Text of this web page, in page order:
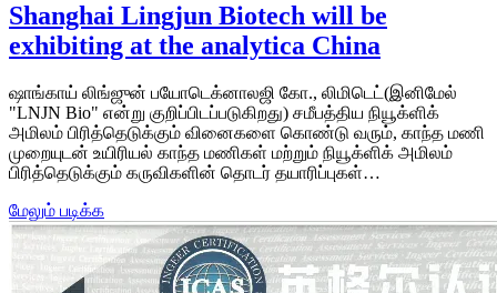
Shanghai Lingjun Biotech will be
exhibiting at the analytica China
ஷாங்காய் லிங்ஜுன் பயோடெக்னாலஜி கோ., லிமிடெட்(இனிமேல்
"LNJN Bio" என்று குறிப்பிடப்படுகிறது) சமீபத்திய நியூக்ளிக்
அமிலம் பிரித்தெடுக்கும் வினைகளை கொண்டு வரும், காந்த மணி
முறையுடன் உயிரியல் காந்த மணிகள் மற்றும் நியூக்ளிக் அமிலம்
பிரித்தெடுக்கும் கருவிகளின் தொடர் தயாரிப்புகள்…
மேலும் படிக்க